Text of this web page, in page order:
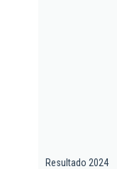
Resultado 2024